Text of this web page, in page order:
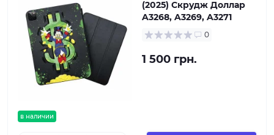
в наличии
(2025) Скрудж Доллар
A3268, A3269, A3271
0
1 500 грн.